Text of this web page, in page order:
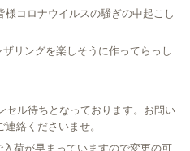
コロナウイルスの騒ぎの中起こし
リングを楽しそうに作ってらっし
ル待ちとなっております。お問い
絡くださいませ。